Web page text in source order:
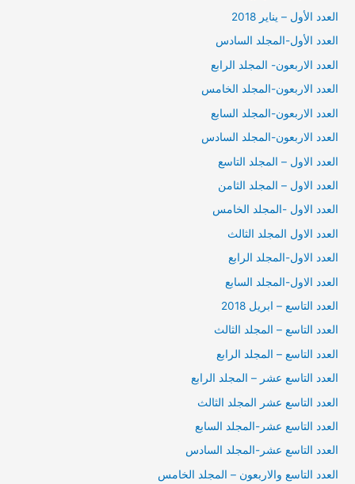
العدد الأول – يناير 2018
العدد الأول-المجلد السادس
العدد الاربعون- المجلد الرابع
العدد الاربعون-المجلد الخامس
العدد الاربعون-المجلد السابع
العدد الاربعون-المجلد السادس
العدد الاول – المجلد التاسع
العدد الاول – المجلد الثامن
العدد الاول -المجلد الخامس
العدد الاول المجلد الثالث
العدد الاول-المجلد الرابع
العدد الاول-المجلد السابع
العدد التاسع – ابريل 2018
العدد التاسع – المجلد الثالث
العدد التاسع – المجلد الرابع
العدد التاسع عشر – المجلد الرابع
العدد التاسع عشر المجلد الثالث
العدد التاسع عشر-المجلد السابع
العدد التاسع عشر-المجلد السادس
العدد التاسع والاربعون – المجلد الخامس